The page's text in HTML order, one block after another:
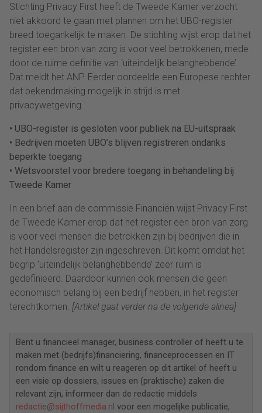
Stichting Privacy First heeft de Tweede Kamer verzocht
niet akkoord te gaan met plannen om het UBO-register
breed toegankelijk te maken. De stichting wijst erop dat het
register een bron van zorg is voor veel betrokkenen, mede
door de ruime definitie van ‘uiteindelijk belanghebbende’.
Dat meldt het ANP. Eerder oordeelde een Europese rechter
dat bekendmaking mogelijk in strijd is met
privacywetgeving.
• UBO-register is gesloten voor publiek na EU-uitspraak
• Bedrijven moeten UBO’s blijven registreren ondanks
beperkte toegang
• Wetsvoorstel voor bredere toegang in behandeling bij
Tweede Kamer
In een brief aan de commissie Financiën wijst Privacy First
de Tweede Kamer erop dat het register een bron van zorg
is voor veel mensen die betrokken zijn bij bedrijven die in
het Handelsregister zijn ingeschreven. Dit komt omdat het
begrip ‘uiteindelijk belanghebbende’ zeer ruim is
gedefinieerd. Daardoor kunnen ook mensen die geen
economisch belang bij een bedrijf hebben, in het register
terechtkomen. [Artikel gaat verder na de volgende alinea]
Bent u financieel manager, business controller of heeft u te
maken met (bedrijfs)financiering, financeprocessen en IT
rondom finance en wilt u reageren op dit artikel of heeft u
een visie op dossiers, issues en (praktische) zaken die
relevant zijn, informeer dan de redactie middels
redactie@sijthoffmedia.nl voor een mogelijke publicatie,